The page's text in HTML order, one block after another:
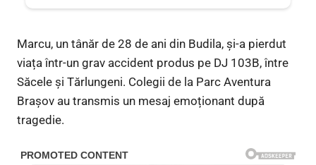
Marcu, un tânăr de 28 de ani din Budila, și-a pierdut
viața într-un grav accident produs pe DJ 103B, între
Săcele și Tărlungeni. Colegii de la Parc Aventura
Brașov au transmis un mesaj emoționant după
tragedie.